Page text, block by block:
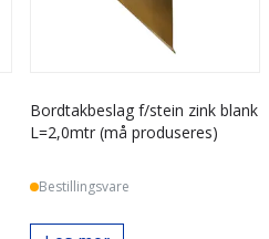
Bordtakbeslag f/stein zink blank
L=2,0mtr (må produseres)
Bestillingsvare